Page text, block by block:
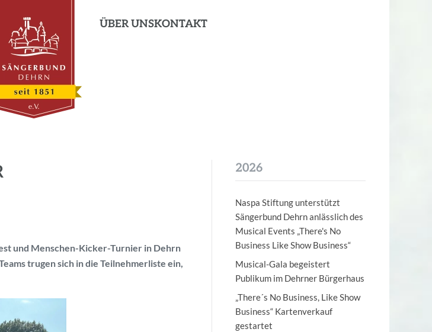
ÜBER UNSKONTAKT
und Menschen-Kicker-Turnier in Dehrn
trugen sich in die Teilnehmerliste ein,
2026
Naspa Stiftung unterstützt
Sängerbund Dehrn anlässlich des
Musical Events „There's No
Business Like Show Business“
Musical-Gala begeistert
Publikum im Dehrner Bürgerhaus
„There´s No Business, Like Show
Business“ Kartenverkauf
gestartet